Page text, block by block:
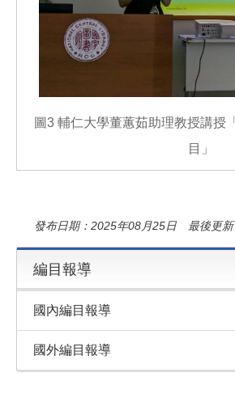
圖3 輔仁大學董蕙茹助理教授講授
目」
發布日期：2025年08月25日 最後更
編目報導
國內編目報導
國外編目報導